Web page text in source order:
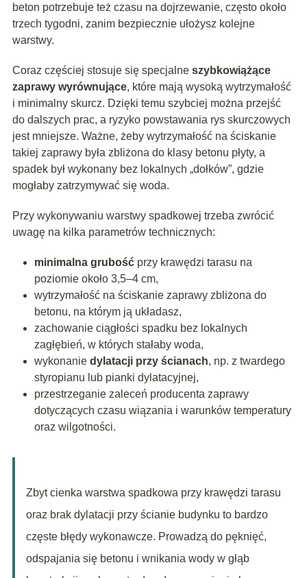
beton potrzebuje też czasu na dojrzewanie, często około
trzech tygodni, zanim bezpiecznie ułożysz kolejne
warstwy.
Coraz częściej stosuje się specjalne szybkowiążące
zaprawy wyrównujące, które mają wysoką wytrzymałość
i minimalny skurcz. Dzięki temu szybciej można przejść
do dalszych prac, a ryzyko powstawania rys skurczowych
jest mniejsze. Ważne, żeby wytrzymałość na ściskanie
takiej zaprawy była zbliżona do klasy betonu płyty, a
spadek był wykonany bez lokalnych „dołków”, gdzie
mogłaby zatrzymywać się woda.
Przy wykonywaniu warstwy spadkowej trzeba zwrócić
uwagę na kilka parametrów technicznych:
minimalna grubośćprzy krawędzi tarasu na
poziomie około 3,5–4 cm,
wytrzymałość na ściskanie zaprawy zbliżona do
betonu, na którym ją układasz,
zachowanie ciągłości spadku bez lokalnych
zagłębień, w których stałaby woda,
wykonanie dylatacji przy ścianach, np. z twardego
styropianu lub pianki dylatacyjnej,
przestrzeganie zaleceń producenta zaprawy
dotyczących czasu wiązania i warunków temperatury
oraz wilgotności.
Zbyt cienka warstwa spadkowa przy krawędzi tarasu
oraz brak dylatacji przy ścianie budynku to bardzo
częste błędy wykonawcze. Prowadzą do pęknięć,
odspajania się betonu i wnikania wody w głąb